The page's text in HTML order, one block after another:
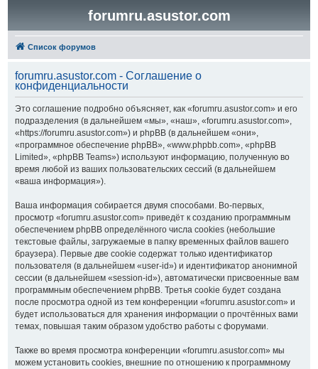
forumru.asustor.com
Список форумов
forumru.asustor.com - Соглашение о
конфиденциальности
Это соглашение подробно объясняет, как «forumru.asustor.com» и его
подразделения (в дальнейшем «мы», «наш», «forumru.asustor.com»,
«https://forumru.asustor.com») и phpBB (в дальнейшем «они»,
«программное обеспечение phpBB», «www.phpbb.com», «phpBB
Limited», «phpBB Teams») используют информацию, полученную во
время любой из ваших пользовательских сессий (в дальнейшем
«ваша информация»).
Ваша информация собирается двумя способами. Во-первых,
просмотр «forumru.asustor.com» приведёт к созданию программным
обеспечением phpBB определённого числа cookies (небольшие
текстовые файлы, загружаемые в папку временных файлов вашего
браузера). Первые две cookie содержат только идентификатор
пользователя (в дальнейшем «user-id») и идентификатор анонимной
сессии (в дальнейшем «session-id»), автоматически присвоенные вам
программным обеспечением phpBB. Третья cookie будет создана
после просмотра одной из тем конференции «forumru.asustor.com» и
будет использоваться для хранения информации о прочтённых вами
темах, повышая таким образом удобство работы с форумами.
Также во время просмотра конференции «forumru.asustor.com» мы
можем установить cookies, внешние по отношению к программному